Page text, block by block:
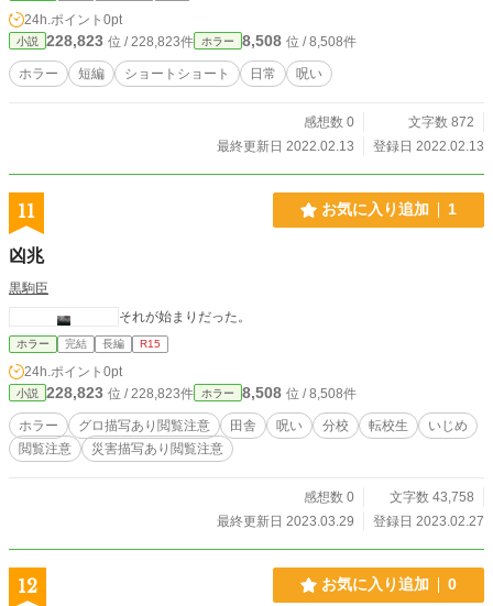
24h.ポイント 0pt
小説 228,823 位 / 228,823件 ホラー 8,508 位 / 8,508件
ホラー 短編 ショートショート 日常 呪い
感想数 0
文字数 872
最終更新日 2022.02.13
登録日 2022.02.13
11 お気に入り追加 1
凶兆
黒駒臣
それが始まりだった。
ホラー 完結 長編 R15
24h.ポイント 0pt
小説 228,823 位 / 228,823件 ホラー 8,508 位 / 8,508件
ホラー グロ描写あり閲覧注意 田舎 呪い 分校 転校生
いじめ
閲覧注意
災害描写あり閲覧注意
感想数 0
文字数 43,758
最終更新日 2023.03.29
登録日 2023.02.27
12 お気に入り追加 0